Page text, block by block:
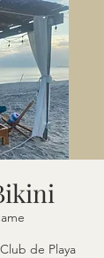
de Playa